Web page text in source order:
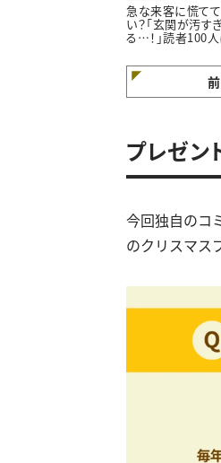
急な来客に慌て
い？「玄関が汚す
る…！」読者100
ておくコツ」3選
プレゼン
今回独自のコ
のクリスマス